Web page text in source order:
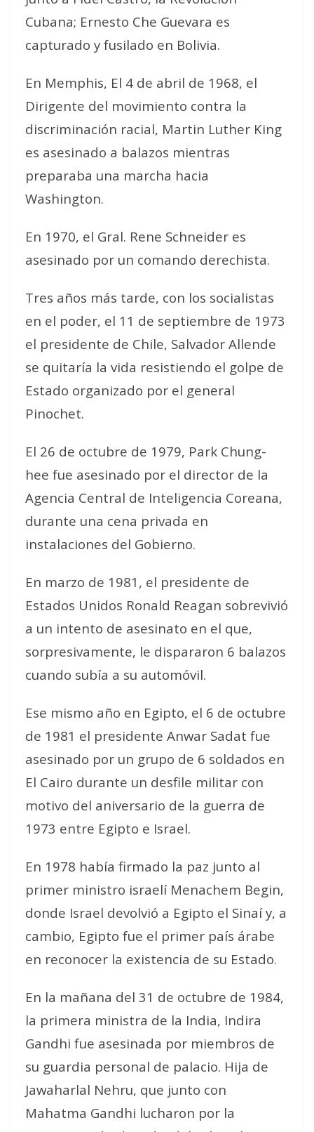
Cubana; Ernesto Che Guevara es
capturado y fusilado en Bolivia.
En Memphis, El 4 de abril de 1968, el
Dirigente del movimiento contra la
discriminación racial, Martin Luther King
es asesinado a balazos mientras
preparaba una marcha hacia
Washington.
En 1970, el Gral. Rene Schneider es
asesinado por un comando derechista.
Tres años más tarde, con los socialistas
en el poder, el 11 de septiembre de 1973
el presidente de Chile, Salvador Allende
se quitaría la vida resistiendo el golpe de
Estado organizado por el general
Pinochet.
El 26 de octubre de 1979, Park Chung-
hee fue asesinado por el director de la
Agencia Central de Inteligencia Coreana,
durante una cena privada en
instalaciones del Gobierno.
En marzo de 1981, el presidente de
Estados Unidos Ronald Reagan sobrevivió
a un intento de asesinato en el que,
sorpresivamente, le dispararon 6 balazos
cuando subía a su automóvil.
Ese mismo año en Egipto, el 6 de octubre
de 1981 el presidente Anwar Sadat fue
asesinado por un grupo de 6 soldados en
El Cairo durante un desfile militar con
motivo del aniversario de la guerra de
1973 entre Egipto e Israel.
En 1978 había firmado la paz junto al
primer ministro israelí Menachem Begin,
donde Israel devolvió a Egipto el Sinaí y, a
cambio, Egipto fue el primer país árabe
en reconocer la existencia de su Estado.
En la mañana del 31 de octubre de 1984,
la primera ministra de la India, Indira
Gandhi fue asesinada por miembros de
su guardia personal de palacio. Hija de
Jawaharlal Nehru, que junto con
Mahatma Gandhi lucharon por la